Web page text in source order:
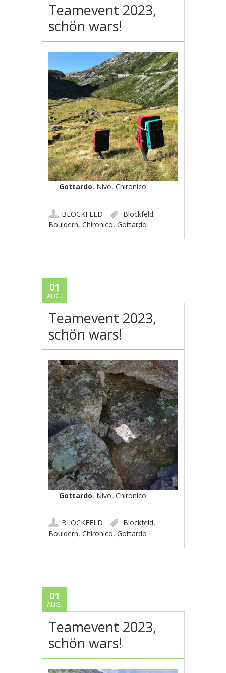
Teamevent 2023,
schön wars!
Gottardo, Nivo, Chironico
BLOCKFELD Blockfeld,
Bouldern,Chironico,Gottardo
01
AUG.
Teamevent 2023,
schön wars!
Gottardo, Nivo, Chironico
BLOCKFELD Blockfeld,
Bouldern,Chironico,Gottardo
01
AUG.
Teamevent 2023,
schön wars!